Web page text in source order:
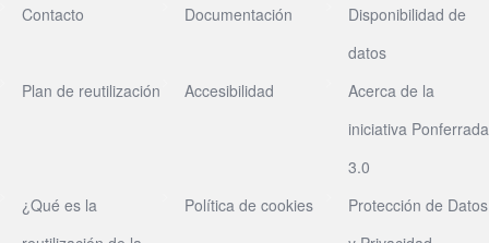
Contacto Documentación
Disponibilidad de
datos
Plan de reutilización
Accesibilidad
Acerca de la
iniciativa Ponferrada
3.0
¿Qué es la
Política de cookies
Protección de Datos